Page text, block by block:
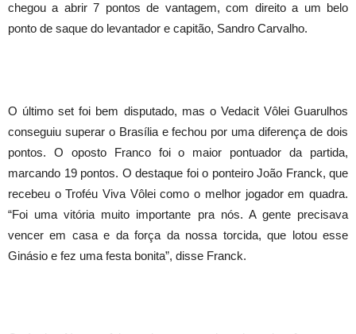
chegou a abrir 7 pontos de vantagem, com direito a um belo
ponto de saque do levantador e capitão, Sandro Carvalho.
O último set foi bem disputado, mas o Vedacit Vôlei Guarulhos
conseguiu superar o Brasília e fechou por uma diferença de dois
pontos. O oposto Franco foi o maior pontuador da partida,
marcando 19 pontos. O destaque foi o ponteiro João Franck, que
recebeu o Troféu Viva Vôlei como o melhor jogador em quadra.
“Foi uma vitória muito importante pra nós. A gente precisava
vencer em casa e da força da nossa torcida, que lotou esse
Ginásio e fez uma festa bonita”, disse Franck.